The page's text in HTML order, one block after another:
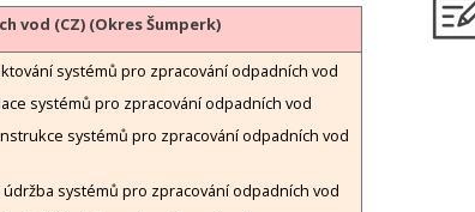
vod (CZ) (Okres Šumperk)
systémů pro zpracování odpadních vod
systémů pro zpracování odpadních vod
systémů pro zpracování odpadních vod
údržba systémů pro zpracování odpadních vod